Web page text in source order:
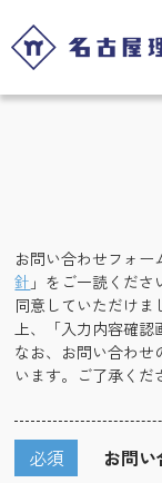
お問い合わせフォ
針 」をご一読くださ
同意していただけ
上、「入力内容確認
なお、お問い合わせ
います。ご了承くだ
お問い
必須